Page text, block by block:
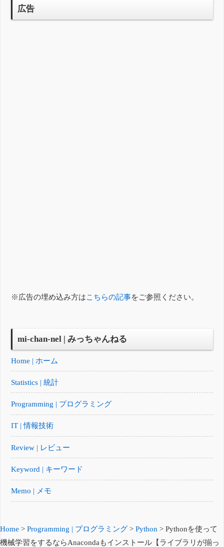
広告
※広告の埋め込み方はこちらの記事をご参照ください。
mi-chan-nel | みっちゃんねる
Home | ホーム
Statistics | 統計
Programming | プログラミング
IT | 情報技術
Review | レビュー
Keyword | キーワード
Memo | メモ
Home > Programming | プログラミング > Python > Pythonを使って
機械学習をするならAnacondaもインストール【ライブラリが揃っ